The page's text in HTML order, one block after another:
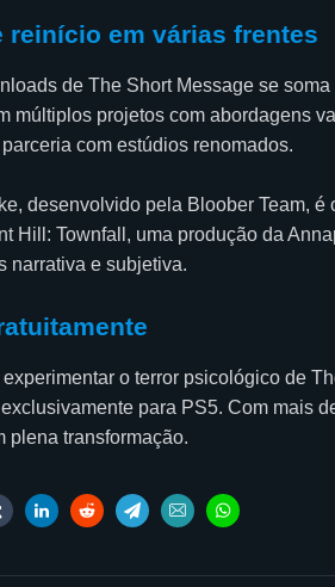
reinício em várias frentes
de The Short Message se
múltiplos projetos com abordagens
com estúdios renomados.
desenvolvido pela Bloober Team,
Hill: Townfall, uma produção da
narrativa e subjetiva.
o terror psicológico de
para PS5. Com mais
transformação.